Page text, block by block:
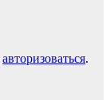
авторизоваться.